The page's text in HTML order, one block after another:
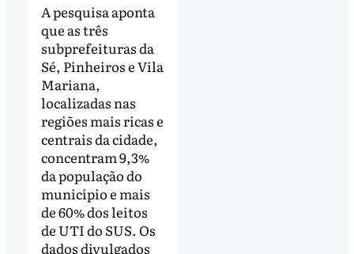
A pesquisa aponta
que as três
subprefeituras da
Sé, Pinheiros e Vila
Mariana,
localizadas nas
regiões mais ricas e
centrais da cidade,
concentram 9,3%
da população do
município e mais
de 60% dos leitos
de UTI do SUS. Os
dados divulgados